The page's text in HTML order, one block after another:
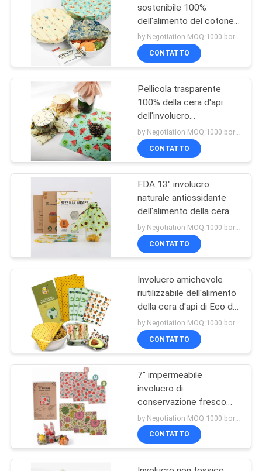
CITAZIONE
MAPPA
DEL
PRIVACY
POLICY
Sacchi di carta di
aspirapolvere
47
Bevanda
rinfrescante di aria
dell'aspirapolvere
14
Filtro dalla polvere
dell'aspirapolvere
38
Motori di
aspirapolvere
sostenibile 100%
dell'alimento del cotone
con cera d'api avvolge
riutilizzabile
by Negotiation MOQ:1000 borsa/borse
CONTATTO
Pellicola trasparente
100% della cera d'api
dell'involucro
dell'alimento della cera
d'api di Eco del cotone
by Negotiation MOQ:1000 borsa/borse
CONTATTO
FDA 13" involucro
naturale antiossidante
dell'alimento della cera
d'api di X14» Eco
CONTATTO
Involucro amichevole
riutilizzabile dell'alimento
della cera d'api di Eco del
commestibile
CONTATTO
7" impermeabile
involucro di
conservazione fresco
dell'alimento della cera
d'api di X8» Eco
CONTATTO